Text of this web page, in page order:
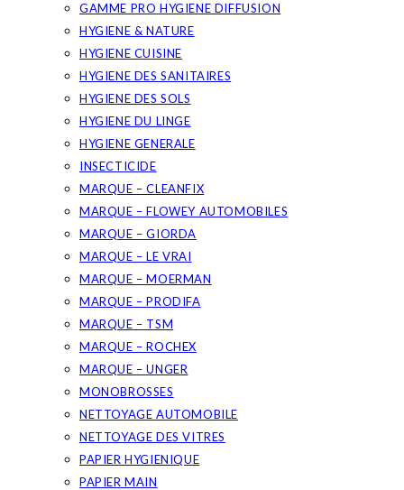
GAMME PRO HYGIENE DIFFUSION
HYGIENE & NATURE
HYGIENE CUISINE
HYGIENE DES SANITAIRES
HYGIENE DES SOLS
HYGIENE DU LINGE
HYGIENE GENERALE
INSECTICIDE
MARQUE – CLEANFIX
MARQUE – FLOWEY AUTOMOBILES
MARQUE – GIORDA
MARQUE – LE VRAI
MARQUE – MOERMAN
MARQUE – PRODIFA
MARQUE – TSM
MARQUE – ROCHEX
MARQUE – UNGER
MONOBROSSES
NETTOYAGE AUTOMOBILE
NETTOYAGE DES VITRES
PAPIER HYGIENIQUE
PAPIER MAIN